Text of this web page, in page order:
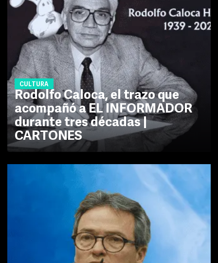
CULTURA
Rodolfo Caloca, el trazo que
acompañó a EL INFORMADOR
durante tres décadas |
CARTONES